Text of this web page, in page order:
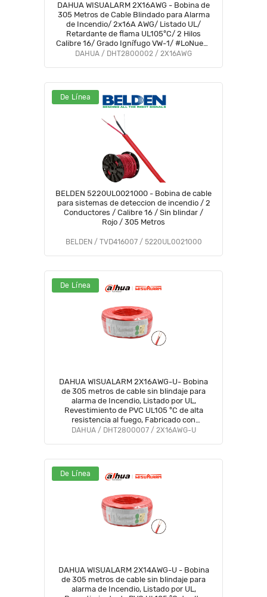
DAHUA WISUALARM 2X16AWG - Bobina de
305 Metros de Cable Blindado para Alarma
de Incendio/ 2x16A AWG/ Listado UL/
Retardante de flama UL105°C/ 2 Hilos
Calibre 16/ Grado Ignífugo VW-1/ #LoNuevo
#Wisualarm #MCI1 #IWIS #WO #WL
DAHUA / DHT2800002 / 2X16AWG
De Línea
BELDEN 5220UL0021000 - Bobina de cable
para sistemas de deteccion de incendio / 2
Conductores / Calibre 16 / Sin blindar /
Rojo / 305 Metros
BELDEN / TVD416007 / 5220UL0021000
De Línea
DAHUA WISUALARM 2X16AWG-U- Bobina
de 305 metros de cable sin blindaje para
alarma de Incendio, Listado por UL,
Revestimiento de PVC UL105 °C de alta
resistencia al fuego, Fabricado con
aislamiento de cloruro de polivinilo UL105 °C
DAHUA / DHT2800007 / 2X16AWG-U
De Línea
DAHUA WISUALARM 2X14AWG-U - Bobina
de 305 metros de cable sin blindaje para
alarma de Incendio, Listado por UL,